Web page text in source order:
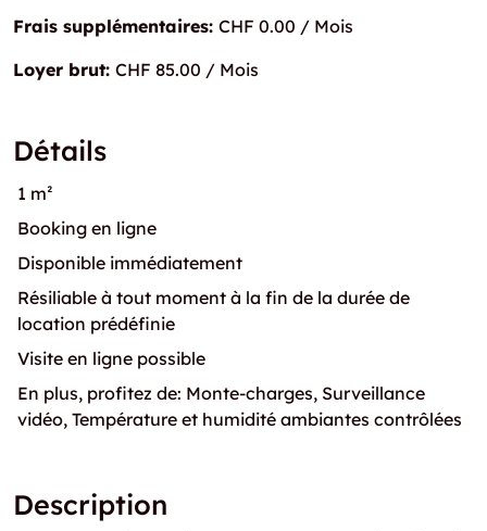
Frais supplémentaires: CHF 0.00 / Mois
Loyer brut: CHF 85.00 / Mois
Détails
1 m²
Booking en ligne
Disponible immédiatement
Résiliable à tout moment à la fin de la durée de
location prédéfinie
Visite en ligne possible
En plus, profitez de: Monte-charges, Surveillance
vidéo, Température et humidité ambiantes contrôlées
Description